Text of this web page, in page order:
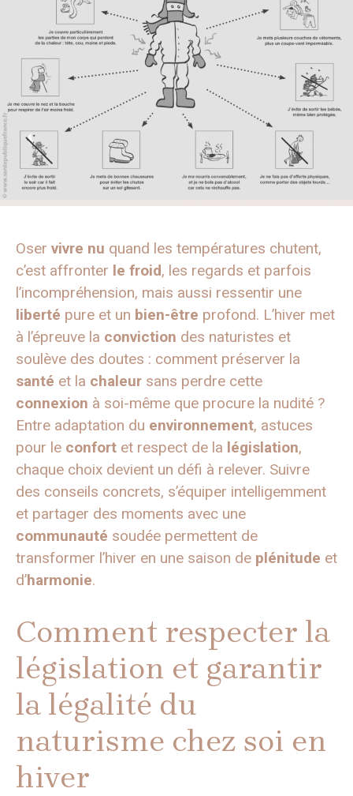
Oser vivre nu quand les températures chutent,
c’est affronter le froid, les regards et parfois
l’incompréhension, mais aussi ressentir une
liberté pure et un bien-être profond. L’hiver met
à l’épreuve la conviction des naturistes et
soulève des doutes : comment préserver la
santé et la chaleur sans perdre cette
connexion à soi-même que procure la nudité ?
Entre adaptation du environnement, astuces
pour le confort et respect de la législation,
chaque choix devient un défi à relever. Suivre
des conseils concrets, s’équiper intelligemment
et partager des moments avec une
communauté soudée permettent de
transformer l’hiver en une saison de plénitude et
d’harmonie.
Comment respecter la
législation et garantir
la légalité du
naturisme chez soi en
hiver